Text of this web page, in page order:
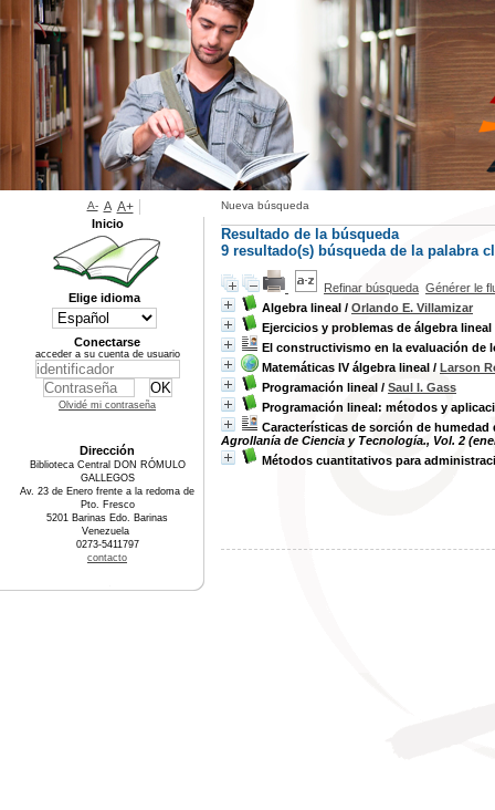
Nueva búsqueda
Resultado de la búsqueda
9 resultado(s) búsqueda de la palabra
Refinar búsqueda Générer le
Algebra lineal / Orlando E. Villamizar
Ejercicios y problemas de álgebra lineal
El constructivismo en la evaluación de
Matemáticas IV álgebra lineal / Larson
Programación lineal / Saul I. Gass
Programación lineal: métodos y
Características de sorción de
Agrollanía de Ciencia y Tecnología., Vol. 2
Métodos cuantitativos para
A- A A+
Inicio
Elige idioma
Conectarse
acceder a su cuenta de usuario
Olvidé mi contraseña
Dirección
Biblioteca Central DON RÓMULO
GALLEGOS
Av. 23 de Enero frente a la redoma de
Pto. Fresco
5201 Barinas Edo. Barinas
Venezuela
0273-5411797
contacto